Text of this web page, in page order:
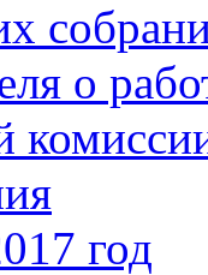
о
год